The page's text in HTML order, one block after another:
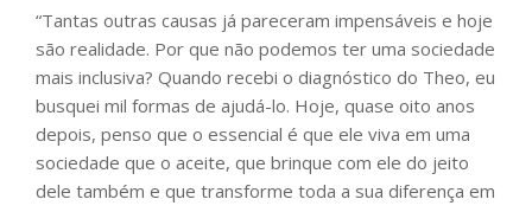
“Tantas outras causas já pareceram impensáveis e hoje
são realidade. Por que não podemos ter uma sociedade
mais inclusiva? Quando recebi o diagnóstico do Theo, eu
busquei mil formas de ajudá-lo. Hoje, quase oito anos
depois, penso que o essencial é que ele viva em uma
sociedade que o aceite, que brinque com ele do jeito
dele também e que transforme toda a sua diferença em